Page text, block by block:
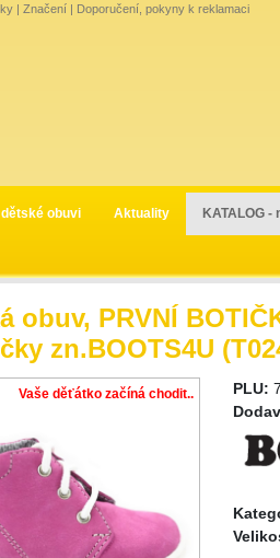
| Značení | Doporučení, pokyny k reklamaci
dětské obuvi Aktuality KATALOG -
obuv, PRVNÍ
zn.BOOTS4U
Vaše děťátko začíná chodit.. PLU: